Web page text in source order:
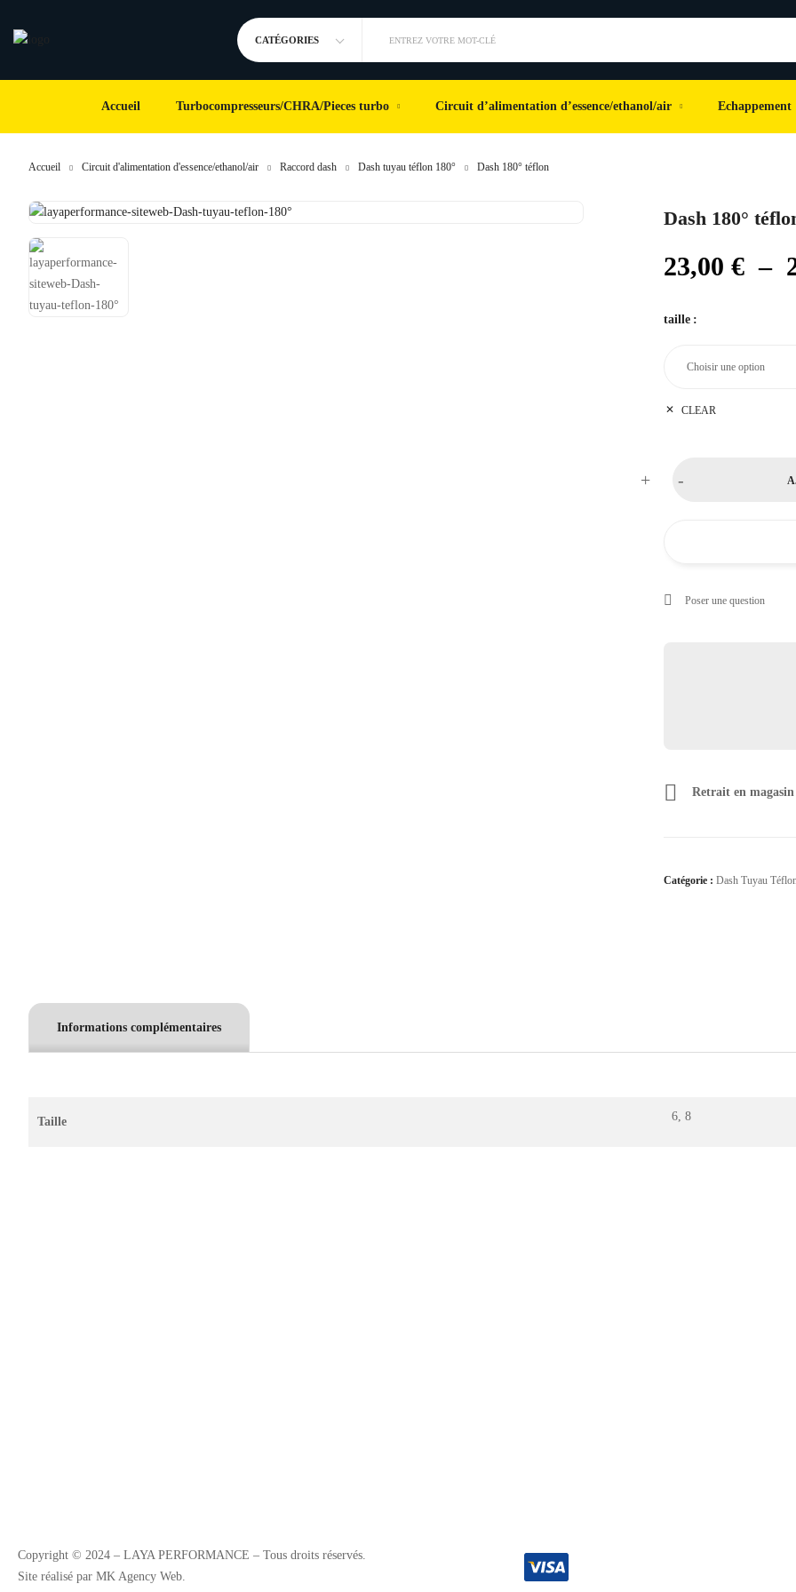
CATÉGORIES ENTREZ VOTRE MOT-CLÉ
Accueil Turbocompresseurs/CHRA/Pieces turbo Circuit d’alimentation d’essence/ethanol/air Echappement
Accueil Circuit d'alimentation d'essence/ethanol/air Raccord dash Dash tuyau téflon 180° Dash 180° téflon
Dash 180°
23,00 € –
taille :
CLEAR
-
+
Poser une question
Retrait en
Catégorie : Dash Tuyau
Informations complémentaires
Taille 6, 8
Copyright © 2024 – LAYA PERFORMANCE – Tous droits réservés.
Site réalisé par MK Agency Web.